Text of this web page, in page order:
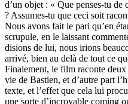
d’un objet : « Que penses-tu de
? Assumes-tu que ceci soit
Nous avons fait le pari qu’en
scrupule, en le laissant
disions de lui, nous irions
arrivé, bien au delà de tout ce
Finalement, le film raconte
vie de Bastien, et d’autre part
texte, et l’effet que cela lui
une sorte d’incroyable coming